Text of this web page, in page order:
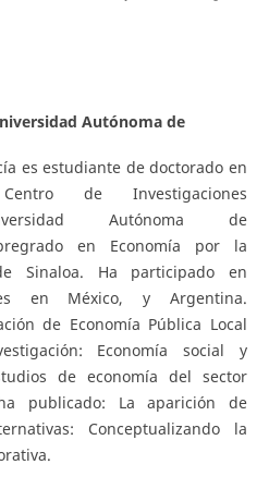
Autónoma de
es estudiante de doctorado en
de Investigaciones
Autónoma de
en Economía por la
Sinaloa. Ha participado en
en México, y Argentina.
de Economía Pública Local
Economía social y
de economía del sector
publicado: La aparición de
Conceptualizando la